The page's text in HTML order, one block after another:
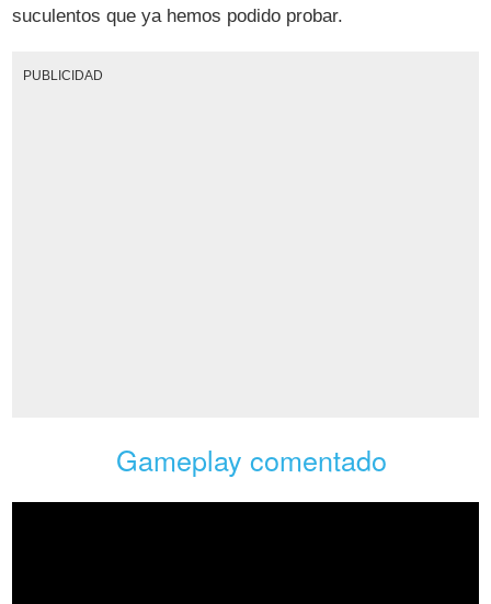
suculentos que ya hemos podido probar.
PUBLICIDAD
Gameplay comentado